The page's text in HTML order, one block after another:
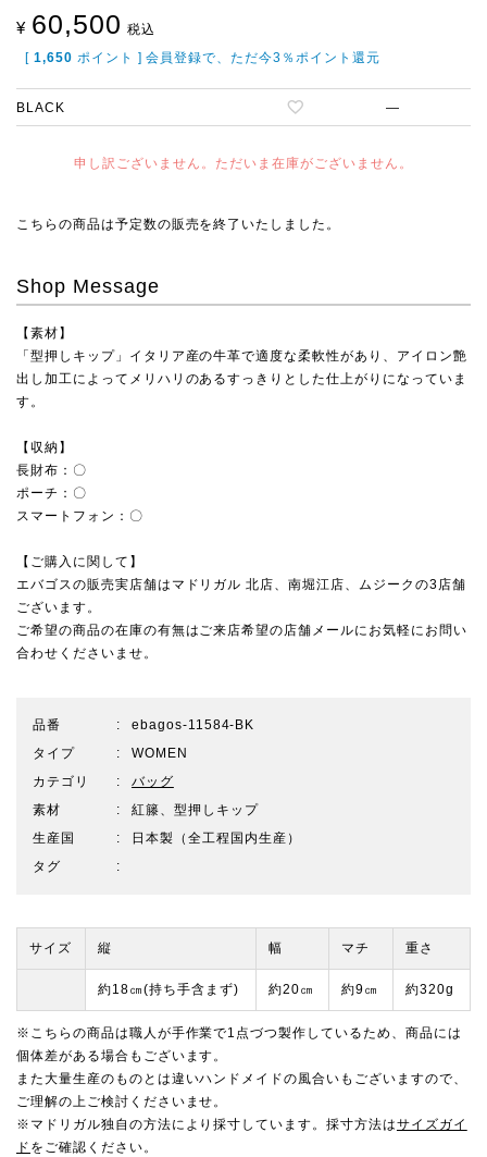
¥ 60,500 税込
[ 1,650 ポイント ] 会員登録で、ただ今3％ポイント還元
BLACK —
申し訳ございません。ただいま在庫がございません。
こちらの商品は予定数の販売を終了いたしました。
Shop Message
【素材】
「型押しキップ」イタリア産の牛革で適度な柔軟性があり、アイロン艶
出し加工によってメリハリのあるすっきりとした仕上がりになっていま
す。
【収納】
長財布：〇
ポーチ：〇
スマートフォン：〇
【ご購入に関して】
エバゴスの販売実店舗は マドリガル 北店、南堀江店、ムジーク の3店舗
ございます。
ご希望の商品の在庫の有無はご来店希望の店舗メールにお気軽にお問い
合わせくださいませ。
品番
ebagos-11584-BK
タイプ
WOMEN
カテゴリ
バッグ
素材
紅籐、型押しキップ
生産国
日本製（全工程国内生産）
タグ
サイズ 縦 幅 マチ 重さ
約18㎝(持ち手含まず) 約20㎝ 約9㎝ 約320g
※こちらの商品は職人が手作業で1点づつ製作しているため、商品には
個体差がある場合もございます。
また大量生産のものとは違いハンドメイドの風合いもございますので、
ご理解の上ご検討くださいませ。
※マドリガル独自の方法により採寸しています。採寸方法はサイズガイ
ド をご確認ください。